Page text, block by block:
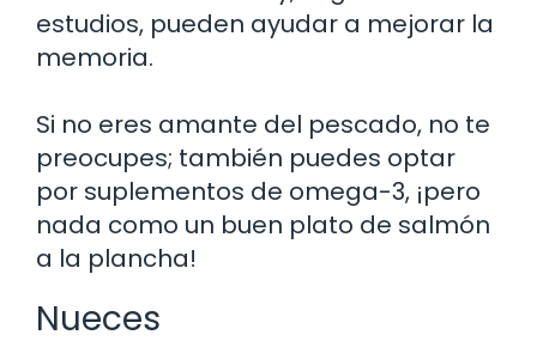
estudios, pueden ayudar a mejorar la
memoria.
Si no eres amante del pescado, no te
preocupes; también puedes optar
por suplementos de omega-3, ¡pero
nada como un buen plato de salmón
a la plancha!
Nueces